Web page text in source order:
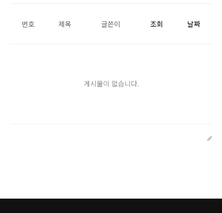
번호 제목 글쓴이 조회 날짜
게시물이 없습니다.